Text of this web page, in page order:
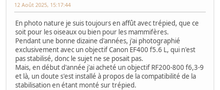
12 Août 2025, 15:17:44
En photo nature je suis toujours en affût avec trépied, que ce
soit pour les oiseaux ou bien pour les mammifères.
Pendant une bonne dizaine d'années, j'ai photographié
exclusivement avec un objectif Canon EF400 f5.6 L, qui n'est
pas stabilisé, donc le sujet ne se posait pas.
Mais, en début d'année j'ai acheté un objectif RF200-800 f6,3-9
et là, un doute s'est installé à propos de la compatibilité de la
stabilisation en étant monté sur trépied.